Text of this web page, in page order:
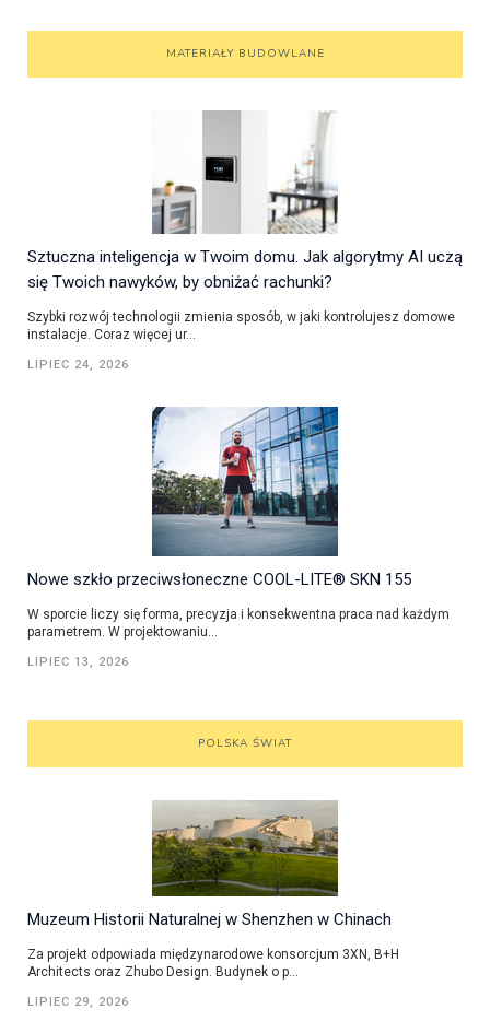
MATERIAŁY BUDOWLANE
Sztuczna inteligencja w Twoim domu. Jak algorytmy AI uczą
się Twoich nawyków, by obniżać rachunki?
Szybki rozwój technologii zmienia sposób, w jaki kontrolujesz domowe
instalacje. Coraz więcej ur...
LIPIEC 24, 2026
Nowe szkło przeciwsłoneczne COOL-LITE® SKN 155
W sporcie liczy się forma, precyzja i konsekwentna praca nad każdym
parametrem. W projektowaniu...
LIPIEC 13, 2026
POLSKA ŚWIAT
Muzeum Historii Naturalnej w Shenzhen w Chinach
Za projekt odpowiada międzynarodowe konsorcjum 3XN, B+H
Architects oraz Zhubo Design. Budynek o p...
LIPIEC 29, 2026